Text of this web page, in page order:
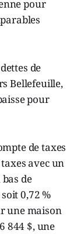
pour
de
Bellefeuille,
pour
de taxes
avec un
de
0,72 %
une maison
844 $, une